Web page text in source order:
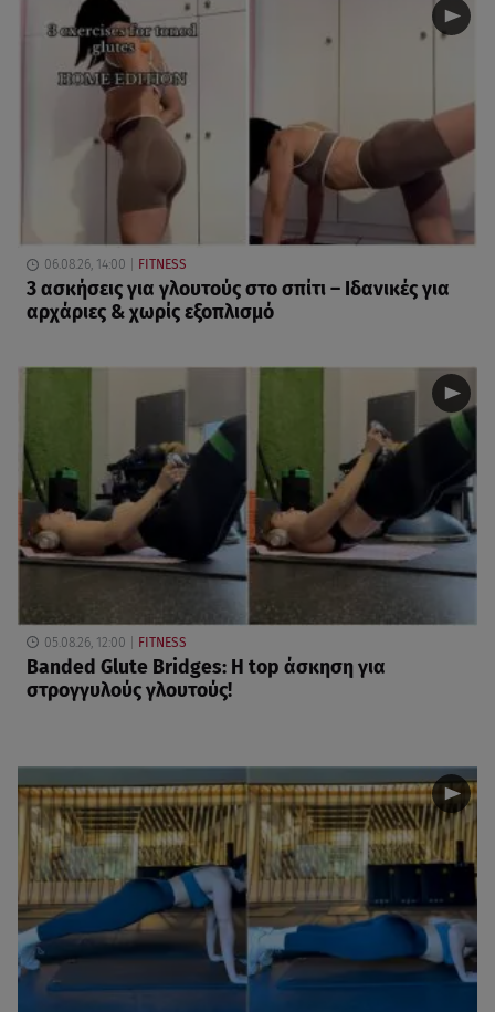
06.08.26, 14:00 FITNESS
3 ασκήσεις για γλουτούς στο σπίτι – Ιδανικές για
αρχάριες & χωρίς εξοπλισμό
05.08.26, 12:00 FITNESS
Banded Glute Bridges: Η top άσκηση για
στρογγυλούς γλουτούς!